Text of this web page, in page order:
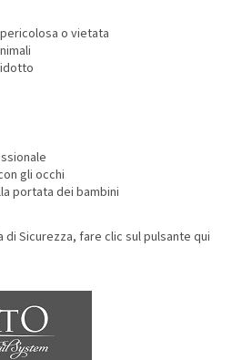
o vietata
gli occhi
portata dei bambini
di Sicurezza, fare clic sul pulsante qui